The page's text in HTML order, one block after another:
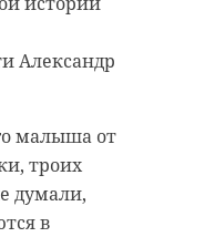
Александр
малыша от
троих
думали,
в